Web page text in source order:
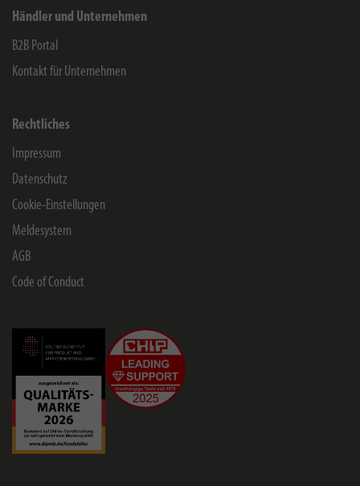
Händler und Unternehmen
B2B Portal
Kontakt für Unternehmen
Rechtliches
Impressum
Datenschutz
Cookie-Einstellungen
Meldesystem
AGB
Code of Conduct